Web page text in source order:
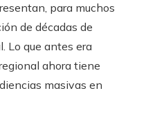
para muchos
de décadas de
Lo que antes era
ahora tiene
masivas en